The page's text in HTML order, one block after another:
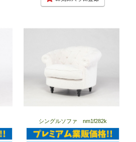
シングルソファ nm1f282k